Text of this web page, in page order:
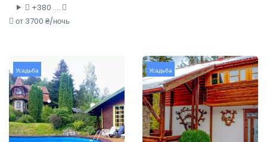
+380 ....
от 3700 ₴/ночь
Усадьба Усадьба